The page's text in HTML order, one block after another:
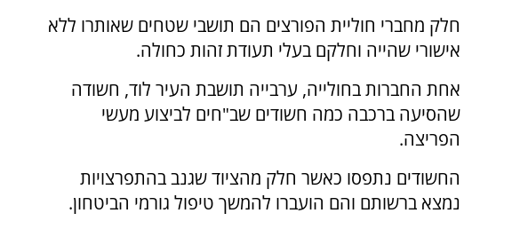
חלק מחברי חוליית הפורצים הם תושבי שטחים שאותרו ללא
אישורי שהייה וחלקם בעלי תעודת זהות כחולה.
אחת החברות בחולייה, ערבייה תושבת העיר לוד, חשודה
שהסיעה ברכבה כמה חשודים שב"חים לביצוע מעשי
הפריצה.
החשודים נתפסו כאשר חלק מהציוד שגנב בהתפרצויות
נמצא ברשותם והם הועברו להמשך טיפול גורמי הביטחון.